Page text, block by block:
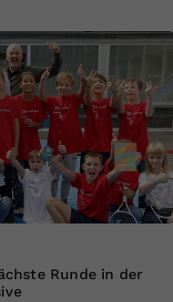
Runde in der